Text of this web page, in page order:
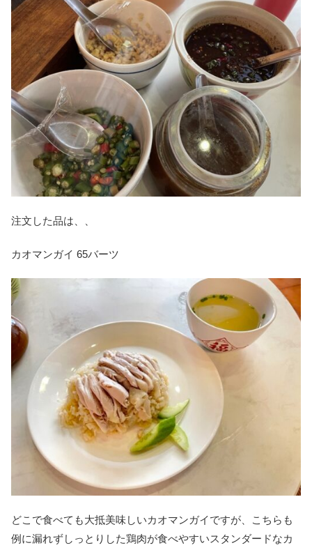
注文した品は、、
カオマンガイ 65バーツ
どこで食べても大抵美味しいカオマンガイですが、こちらも
例に漏れずしっとりした鶏肉が食べやすいスタンダードなカ